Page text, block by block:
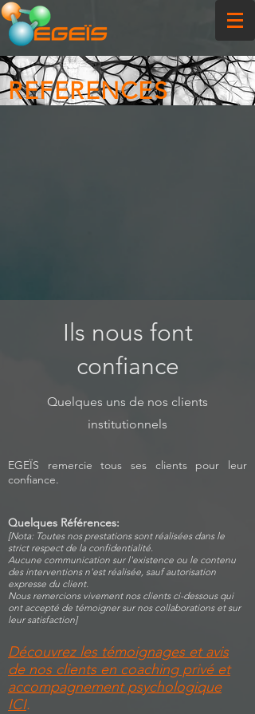
REFERENCES
Ils nous font
confiance
Quelques uns de nos clients
institutionnels
EGEÏS remercie tous ses clients pour leur
confiance.
Quelques Références:
[Nota: Toutes nos prestations sont réalisées dans le
strict respect de la confidentialité.
Aucune communication sur l'existence ou le contenu
des interventions n'est réalisée, sauf autorisation
expresse du client.
Nous remercions vivement nos clients ci-dessous qui
ont accepté de témoigner sur nos collaborations et sur
leur satisfaction]
Découvrez les témoignages et avis
de nos clients en coaching privé et
accompagnement psychologique
ICI.